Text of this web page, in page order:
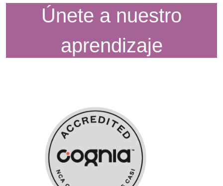
Únete a nuestro
aprendizaje